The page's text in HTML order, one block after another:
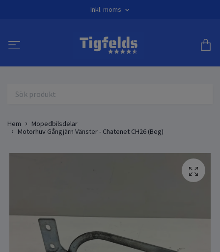
Inkl. moms
Hem
Mopedbilsdelar
Motorhuv Gångjärn Vänster - Chatenet CH26 (Beg)